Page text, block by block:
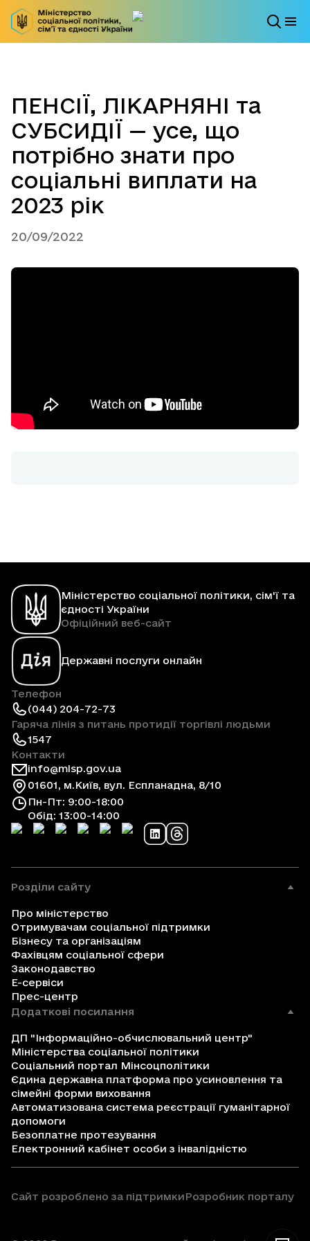
ПЕНСІЇ, ЛІКАРНЯНІ та
СУБСИДІЇ — усе, що
потрібно знати про
соціальні виплати на
2023 рік
20/09/2022
Міністерство соціальної політики, сім'ї та
єдності України
Офіційний веб-сайт
Державні послуги онлайн
Телефон
(044) 204-72-73
Гаряча лінія з питань протидії торгівлі людьми
1547
Контакти
info@mlsp.gov.ua
01601, м.Київ, вул. Еспланадна, 8/10
Пн-Пт: 9:00-18:00
Обід: 13:00-14:00
Розділи сайту
Про міністерство
Отримувачам соціальної підтримки
Бізнесу та організаціям
Фахівцям соціальної сфери
Законодавство
Е-сервіси
Прес-центр
Додаткові посилання
ДП "Інформаційно-обчислювальний центр"
Міністерства соціальної політики
Соціальний портал Мінсоцполітики
Єдина державна платформа про усиновлення та
сімейні форми виховання
Автоматизована система реєстрації гуманітарної
допомоги
Безоплатне протезування
Електронний кабінет особи з інвалідністю
Сайт розроблено за підтримкиРозробник порталу